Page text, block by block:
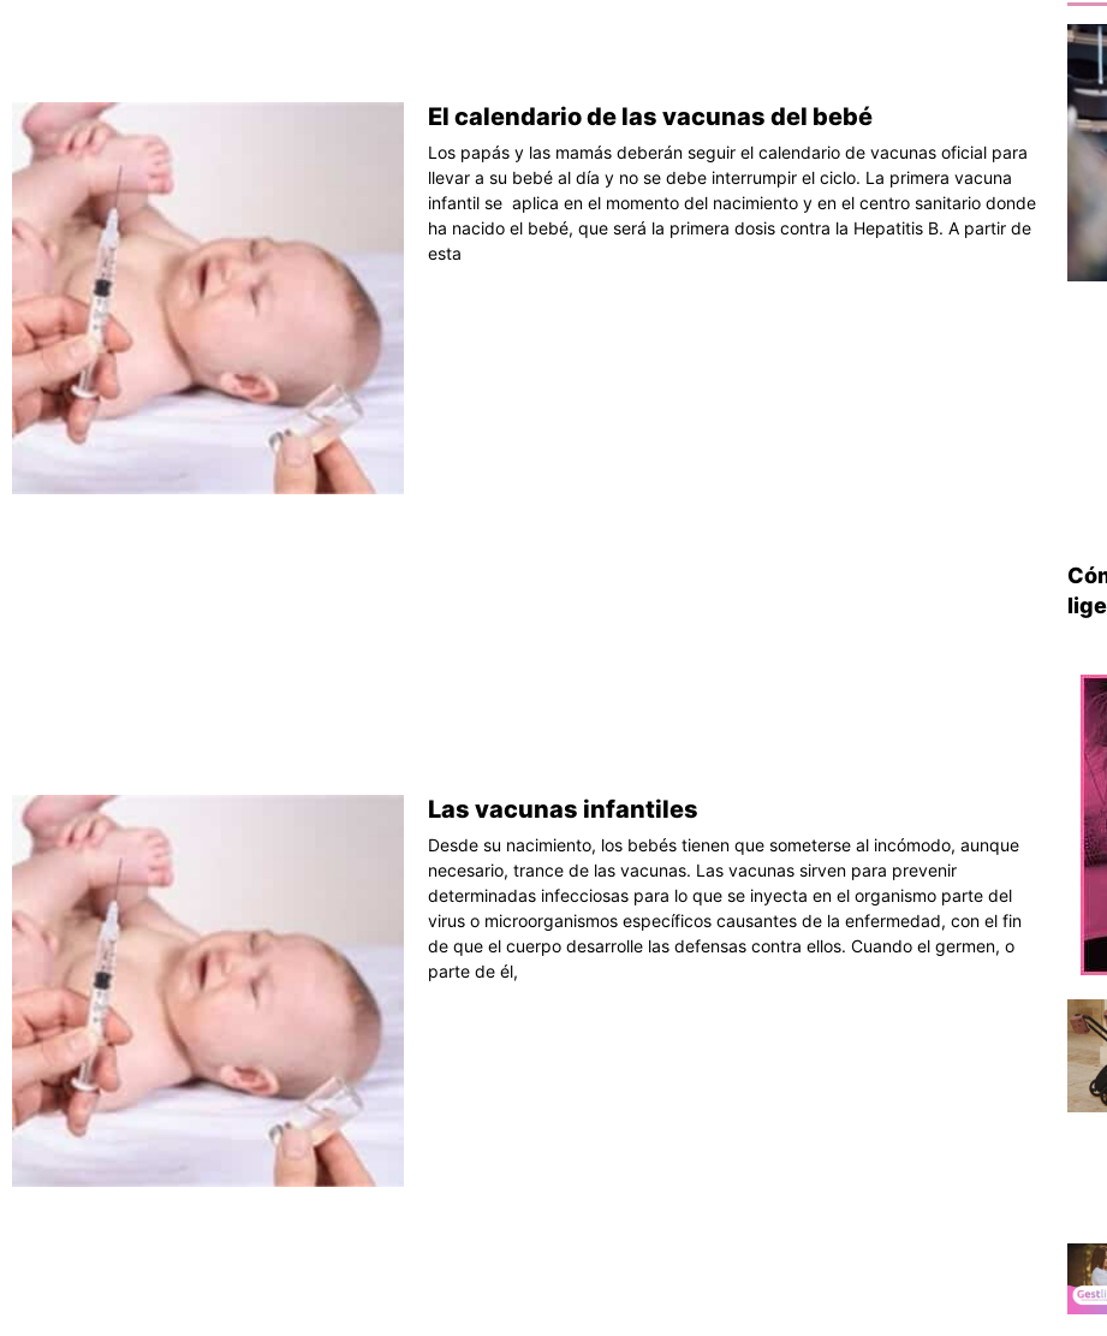
El calendario de las vacunas del bebé
Los papás y las mamás deberán seguir el calendario de vacunas oficial para
llevar a su bebé al día y no se debe interrumpir el ciclo. La primera vacuna
infantil se aplica en el momento del nacimiento y en el centro sanitario donde
ha nacido el bebé, que será la primera dosis contra la Hepatitis B. A partir de
esta
Las vacunas infantiles
Desde su nacimiento, los bebés tienen que someterse al incómodo, aunque
necesario, trance de las vacunas. Las vacunas sirven para prevenir
determinadas infecciosas para lo que se inyecta en el organismo parte del
virus o microorganismos específicos causantes de la enfermedad, con el fin
de que el cuerpo desarrolle las defensas contra ellos. Cuando el germen, o
parte de él,